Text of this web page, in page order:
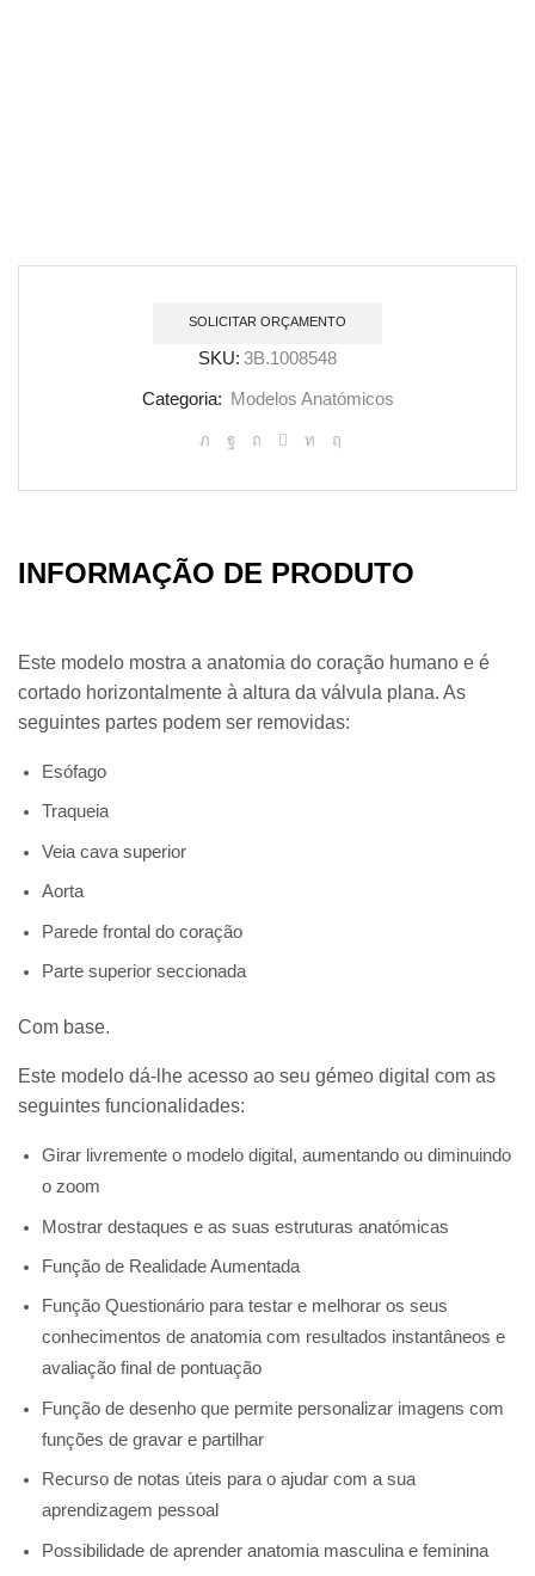
SOLICITAR ORÇAMENTO
SKU: 3B.1008548
Categoria: Modelos Anatómicos
INFORMAÇÃO DE PRODUTO
Este modelo mostra a anatomia do coração humano e é
cortado horizontalmente à altura da válvula plana. As
seguintes partes podem ser removidas:
Esófago
Traqueia
Veia cava superior
Aorta
Parede frontal do coração
Parte superior seccionada
Com base.
Este modelo dá-lhe acesso ao seu gémeo digital com as
seguintes funcionalidades:
Girar livremente o modelo digital, aumentando ou diminuindo
o zoom
Mostrar destaques e as suas estruturas anatómicas
Função de Realidade Aumentada
Função Questionário para testar e melhorar os seus
conhecimentos de anatomia com resultados instantâneos e
avaliação final de pontuação
Função de desenho que permite personalizar imagens com
funções de gravar e partilhar
Recurso de notas úteis para o ajudar com a sua
aprendizagem pessoal
Possibilidade de aprender anatomia masculina e feminina